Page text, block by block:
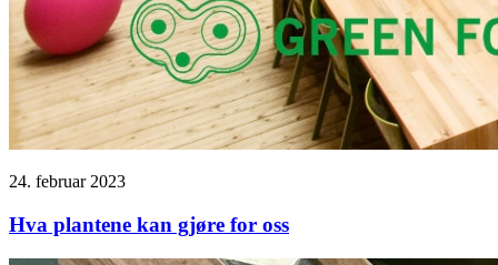
24. februar 2023
Hva plantene kan gjøre for oss